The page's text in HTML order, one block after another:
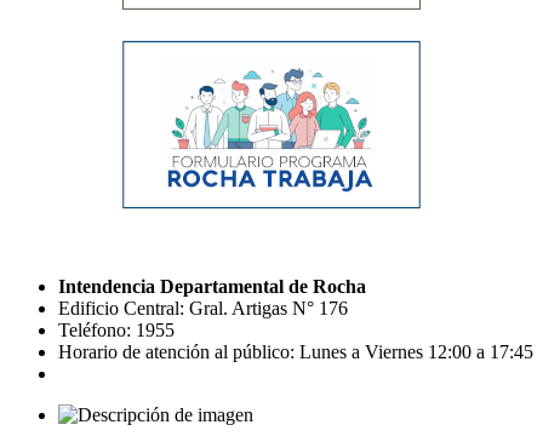
Intendencia Departamental de Rocha
Edificio Central: Gral. Artigas N° 176
Teléfono: 1955
Horario de atención al público: Lunes a Viernes 12:00 a 17:45